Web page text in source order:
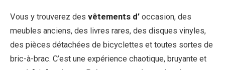
Vous y trouverez des vêtements d’ occasion, des
meubles anciens, des livres rares, des disques vinyles,
des pièces détachées de bicyclettes et toutes sortes de
bric-à-brac. C’est une expérience chaotique, bruyante et